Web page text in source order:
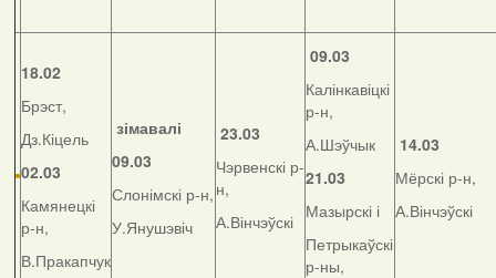
18.02
Брэст,
Дз.Кіцель
02.03
Камянецкі
р-н,
В.Пракапчук
зімавалі
09.03
Слонімскі р-н,
У.Янушэвіч
23.03
Чэрвенскі р-
н,
А.Вінчэўскі
09.03
Калінкавіцкі
р-н,
А.Шэўчык
21.03
Мазырскі і
Петрыкаўскі
р-ны,
14.03
Мёрскі р-н,
А.Вінчэўскі